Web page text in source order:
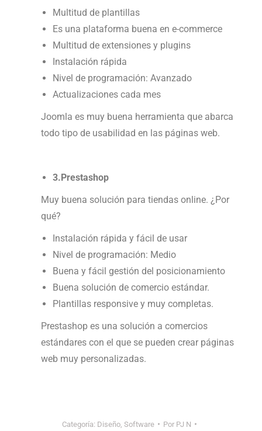
Multitud de plantillas
Es una plataforma buena en e-commerce
Multitud de extensiones y plugins
Instalación rápida
Nivel de programación: Avanzado
Actualizaciones cada mes
Joomla es muy buena herramienta que abarca
todo tipo de usabilidad en las páginas web.
3.Prestashop
Muy buena solución para tiendas online. ¿Por
qué?
Instalación rápida y fácil de usar
Nivel de programación: Medio
Buena y fácil gestión del posicionamiento
Buena solución de comercio estándar.
Plantillas responsive y muy completas.
Prestashop es una solución a comercios
estándares con el que se pueden crear páginas
web muy personalizadas.
Categoría: Diseño Software Por PJ N